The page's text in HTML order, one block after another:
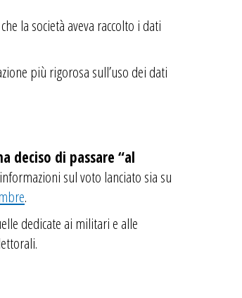
la società aveva raccolto i dati
più rigorosa sull’uso dei dati
deciso di passare “al
sul voto lanciato sia su
.
dedicate ai militari e alle